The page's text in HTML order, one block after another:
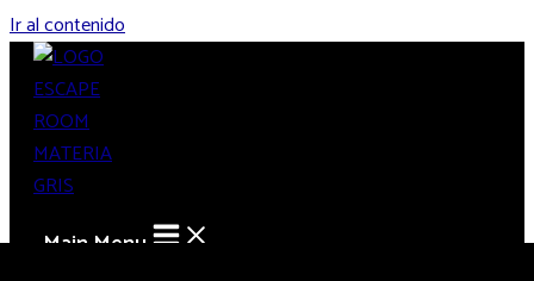
Ir al contenido
Main Menu